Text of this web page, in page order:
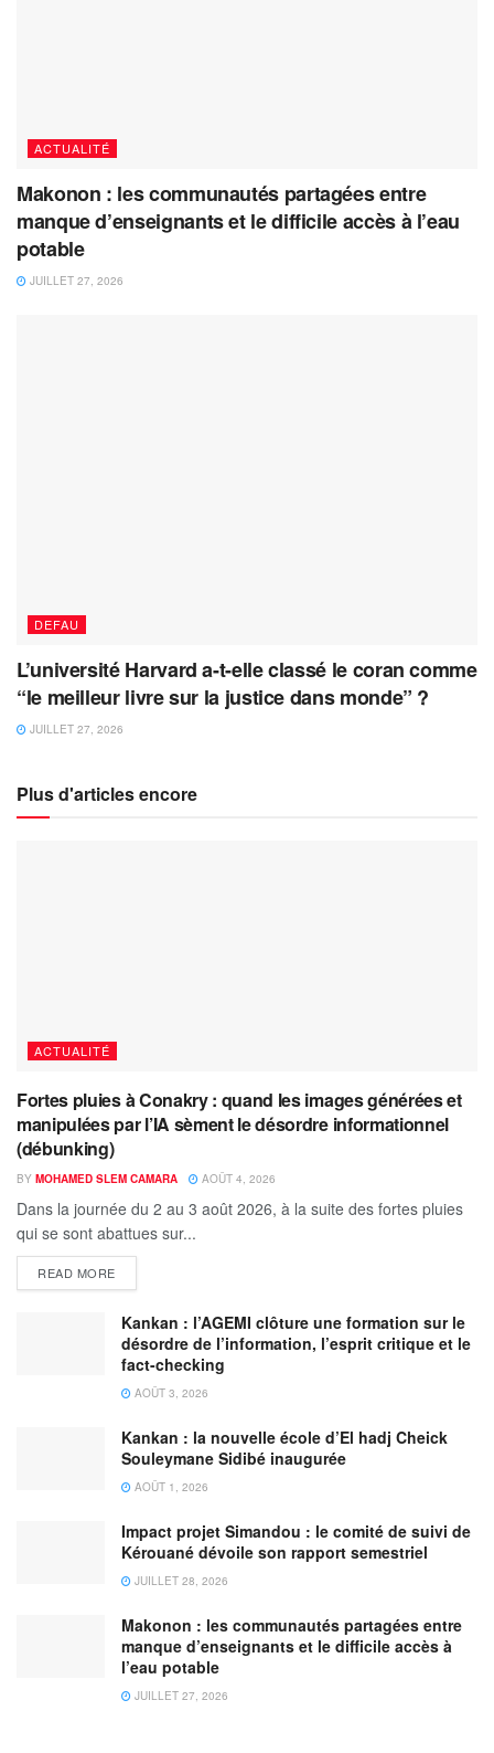
ACTUALITÉ
Makonon : les communautés partagées entre
manque d’enseignants et le difficile accès à l’eau
potable
JUILLET 27, 2026
DEFAU
L’université Harvard a-t-elle classé le coran comme
“le meilleur livre sur la justice dans monde” ?
JUILLET 27, 2026
Plus d'articles encore
ACTUALITÉ
Fortes pluies à Conakry : quand les images générées et
manipulées par l’IA sèment le désordre informationnel
(débunking)
BY MOHAMED SLEM CAMARA AOÛT 4, 2026
Dans la journée du 2 au 3 août 2026, à la suite des fortes pluies
qui se sont abattues sur...
READ MORE
Kankan : l’AGEMI clôture une formation sur le
désordre de l’information, l’esprit critique et le
fact-checking
AOÛT 3, 2026
Kankan : la nouvelle école d’El hadj Cheick
Souleymane Sidibé inaugurée
AOÛT 1, 2026
Impact projet Simandou : le comité de suivi de
Kérouané dévoile son rapport semestriel
JUILLET 28, 2026
Makonon : les communautés partagées entre
manque d’enseignants et le difficile accès à
l’eau potable
JUILLET 27, 2026